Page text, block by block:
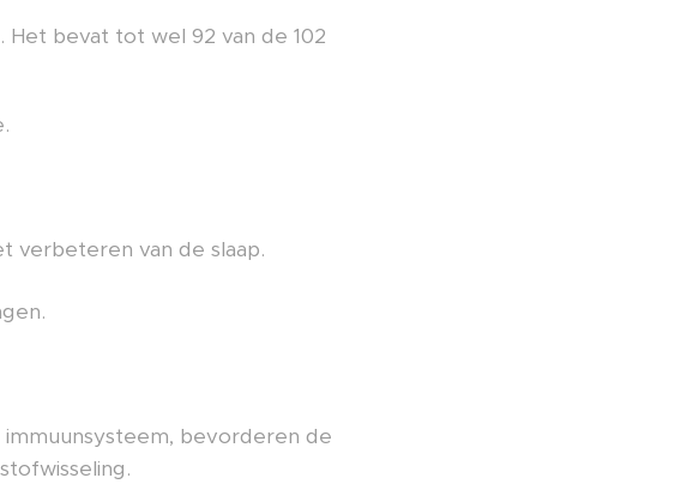
bevat tot wel 92 van de 102
verbeteren van de slaap.
bevorderen de